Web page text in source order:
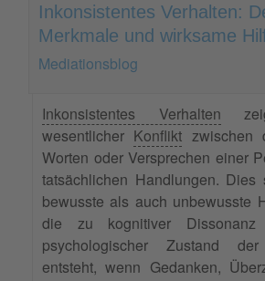
Inkonsistentes Verhalten:
Merkmale und wirksame
Mediationsblog
Inkonsistentes Verhalten
wesentlicher Konflikt zwischen
Worten oder Versprechen einer
tatsächlichen Handlungen. Dies
bewusste als auch unbewusste
die zu kognitiver
psychologischer Zustand
entsteht, wenn Gedanken,